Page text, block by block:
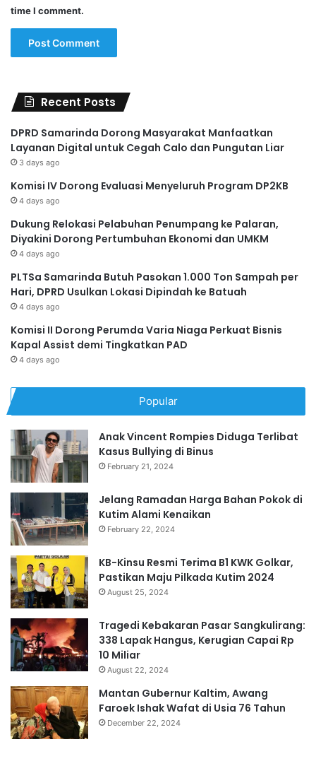
time I comment.
Recent Posts
DPRD Samarinda Dorong Masyarakat Manfaatkan
Layanan Digital untuk Cegah Calo dan Pungutan Liar
3 days ago
Komisi IV Dorong Evaluasi Menyeluruh Program DP2KB
4 days ago
Dukung Relokasi Pelabuhan Penumpang ke Palaran,
Diyakini Dorong Pertumbuhan Ekonomi dan UMKM
4 days ago
PLTSa Samarinda Butuh Pasokan 1.000 Ton Sampah per
Hari, DPRD Usulkan Lokasi Dipindah ke Batuah
4 days ago
Komisi II Dorong Perumda Varia Niaga Perkuat Bisnis
Kapal Assist demi Tingkatkan PAD
4 days ago
Popular
Anak Vincent Rompies Diduga Terlibat
Kasus Bullying di Binus
February 21, 2024
Jelang Ramadan Harga Bahan Pokok di
Kutim Alami Kenaikan
February 22, 2024
KB-Kinsu Resmi Terima B1 KWK Golkar,
Pastikan Maju Pilkada Kutim 2024
August 25, 2024
Tragedi Kebakaran Pasar Sangkulirang:
338 Lapak Hangus, Kerugian Capai Rp
10 Miliar
August 22, 2024
Mantan Gubernur Kaltim, Awang
Faroek Ishak Wafat di Usia 76 Tahun
December 22, 2024